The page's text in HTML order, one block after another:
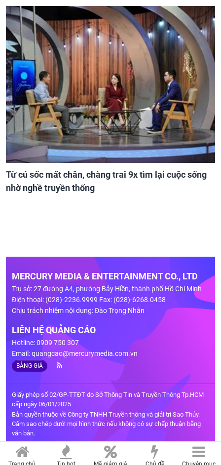
Từ cú sốc mất chân, chàng trai 9x tìm lại cuộc sống
nhờ nghề truyền thống
MERCURY MEDIA & ENTERTAINMENT CO., LTD
Trụ sở: 27 đường A4, phường Bảy Hiền, thành phố Hồ Chí Minh
Điện thoại: (028)-2236.9999 Fax: (028)-6268.0458
Chịu trách nhiệm nội dung: Đào Trọng Nhân
LIÊN HỆ QUẢNG CÁO
Hotline: 0909 750 307
Email:quangcao@mercurymedia.com.vn
BẢNG GIÁ
Giấy phép số 02/GP-TTĐT do Sở Thông Tin và Truyền Thông Tp.HCM
cấp ngày 06/01/2025
Bản quyền thuộc về Công ty TNHH Truyền thông và giải trí Sao Thủy.
Cấm sao chép dưới mọi hình thức nếu không có sự chấp thuận bằng
văn bản.